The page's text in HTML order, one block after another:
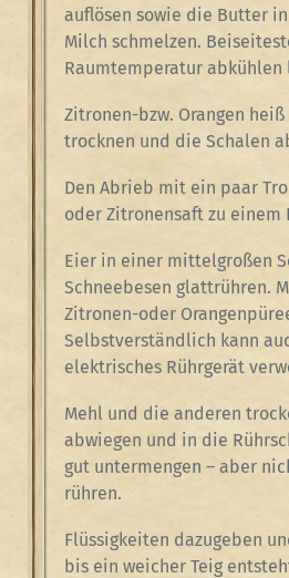
auflösen sowie die Butter
Milch schmelzen.
Raumtemperatur abkühlen
Zitronen-bzw. Orangen heiß
trocknen und die Schalen
Den Abrieb mit ein paar
oder Zitronensaft zu einem
Eier in einer mittelgroßen
Schneebesen glattrühren.
Zitronen-oder
Selbstverständlich kann
elektrisches Rührgerät
Mehl und die anderen
abwiegen und in die
gut untermengen – aber
rühren.
Flüssigkeiten dazugeben
bis ein weicher Teig